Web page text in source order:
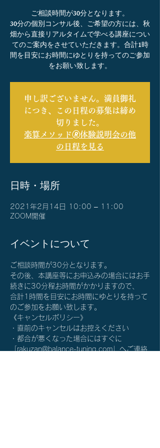
ご相談時間が30分となります。
30分の個別コンサル後、ご希望の方には、秋
畑から直接リアルタイムで学べる講座につい
てのご案内をさせていただきます。合計1時
間を目安にお時間にゆとりを持ってのご参加
をお願い致します。
申し訳ございません。満員御礼
につき、この日程の募集は締め
切りました。
楽算メソッド🄬体験説明会の他
の日程を見る
日時・場所
2021年2月14日 10:00 – 11:00
ZOOM開催
イベントについて
ご相談時間が30分となります。
その後、本講座等にお申込みの場合にはお手
続きに30分程お時間がかかりますので、
合計1時間を目安にお時間にゆとりを持って
のご参加をお願い致します。
《キャンセルポリシー》
・直前のキャンセルはお控えください
・都合が悪くなった場合にはすぐに
「rakuzan@balance-tuning.com」へご連絡